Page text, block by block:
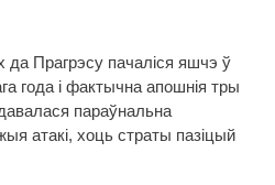
да Прагрэсу пачаліся яшчэ ў
года і фактычна апошнія тры
параўнальна
атакі, хоць страты пазіцый